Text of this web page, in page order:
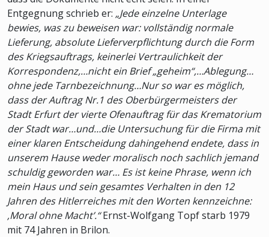
Entgegnung schrieb er: „Jede einzelne Unterlage
bewies, was zu beweisen war: vollständig normale
Lieferung, absolute Lieferverpflichtung durch die Form
des Kriegsauftrags, keinerlei Vertraulichkeit der
Korrespondenz,…nicht ein Brief „geheim“,…Ablegung…
ohne jede Tarnbezeichnung…Nur so war es möglich,
dass der Auftrag Nr.1 des Oberbürgermeisters der
Stadt Erfurt der vierte Ofenauftrag für das Krematorium
der Stadt war…und…die Untersuchung für die Firma mit
einer klaren Entscheidung dahingehend endete, dass in
unserem Hause weder moralisch noch sachlich jemand
schuldig geworden war… Es ist keine Phrase, wenn ich
mein Haus und sein gesamtes Verhalten in den 12
Jahren des Hitlerreiches mit den Worten kennzeichne:
‚Moral ohne Macht’.“Ernst-Wolfgang Topf starb 1979
mit 74 Jahren in Brilon.